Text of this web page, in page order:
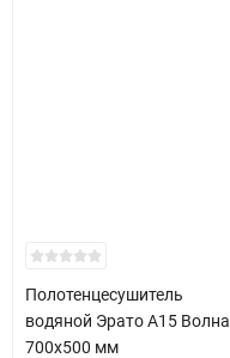
Полотенцесушитель
водяной Эрато А15 Волна
700х500 мм